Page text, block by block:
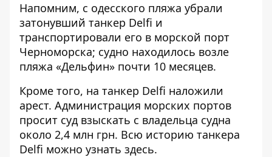
Напомним, с одесского пляжа убрали
затонувший танкер Delfi и
транспортировали его в морской порт
Черноморска; судно находилось возле
пляжа «Дельфин» почти 10 месяцев.
Кроме того, на танкер Delfi наложили
арест. Администрация морских портов
просит суд взыскать с владельца судна
около 2,4 млн грн. Всю историю танкера
Delfi можно узнать здесь.